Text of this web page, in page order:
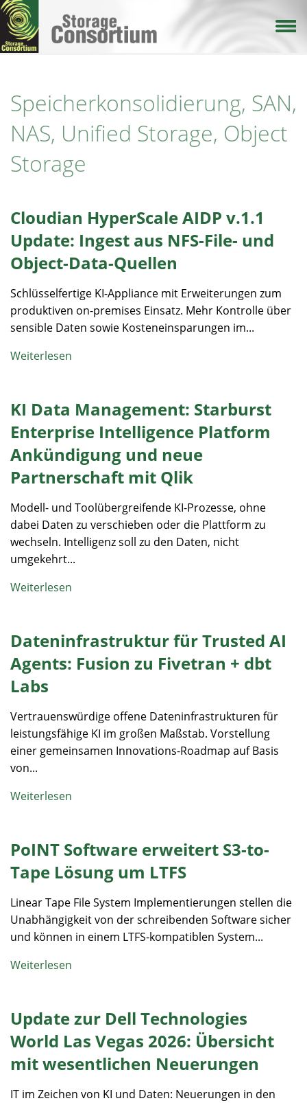
Direkt
zum
Inhalt
Speicherkonsolidierung, SAN,
NAS, Unified Storage, Object
Storage
Cloudian HyperScale AIDP v.1.1
Update: Ingest aus NFS-File- und
Object-Data-Quellen
Schlüsselfertige KI-Appliance mit Erweiterungen zum
produktiven on-premises Einsatz. Mehr Kontrolle über
sensible Daten sowie Kosteneinsparungen im...
Weiterlesen
KI Data Management: Starburst
Enterprise Intelligence Platform
Ankündigung und neue
Partnerschaft mit Qlik
Modell- und Toolübergreifende KI-Prozesse, ohne
dabei Daten zu verschieben oder die Plattform zu
wechseln. Intelligenz soll zu den Daten, nicht
umgekehrt...
Weiterlesen
Dateninfrastruktur für Trusted AI
Agents: Fusion zu Fivetran + dbt
Labs
Vertrauenswürdige offene Dateninfrastrukturen für
leistungsfähige KI im großen Maßstab. Vorstellung
einer gemeinsamen Innovations-Roadmap auf Basis
von...
Weiterlesen
PoINT Software erweitert S3-to-
Tape Lösung um LTFS
Linear Tape File System Implementierungen stellen die
Unabhängigkeit von der schreibenden Software sicher
und können in einem LTFS-kompatiblen System...
Weiterlesen
Update zur Dell Technologies
World Las Vegas 2026: Übersicht
mit wesentlichen Neuerungen
IT im Zeichen von KI und Daten: Neuerungen in den